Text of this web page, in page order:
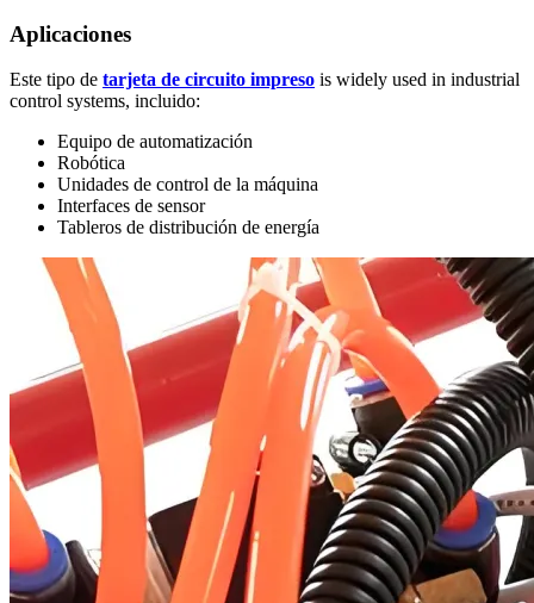
Aplicaciones
Este tipo de tarjeta de circuito impreso is widely used in industrial
control systems, incluido:
Equipo de automatización
Robótica
Unidades de control de la máquina
Interfaces de sensor
Tableros de distribución de energía